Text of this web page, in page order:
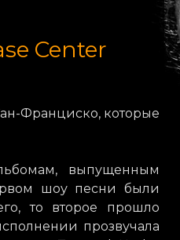
Center
Франциско, которые
выпущенным
шоу песни были
то второе прошло
прозвучала